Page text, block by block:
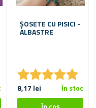
ȘOSETE CU PISICI -
ALBASTRE
★★★★★
★★★★★
8,17 lei În stoc